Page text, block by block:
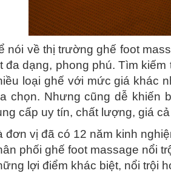
nói về thị trường ghế foot
đa dạng, phong phú. Tìm
loại ghế với mức giá khác
chọn. Nhưng cũng dễ khiến
cấp uy tín, chất lượng, giá
đơn vị đã có 12 năm kinh
phối ghế foot massage nổi
lợi điểm khác biệt, nổi trội